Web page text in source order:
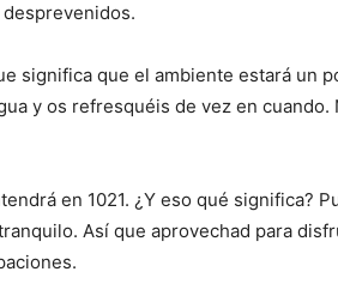
desprevenidos.
significa que el ambiente estará un
y os refresquéis de vez en cuando.
en 1021. ¿Y eso qué significa?
Así que aprovechad para